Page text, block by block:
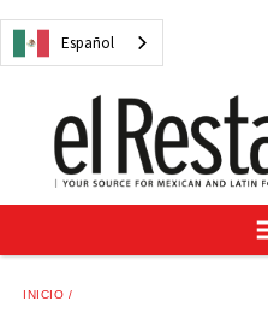
Español
NOTICIAS
RECETAS
GUÍA DEL COMPRADOR
SUSCRÍBASE A
CENTRO DE MUESTRAS
INICIO